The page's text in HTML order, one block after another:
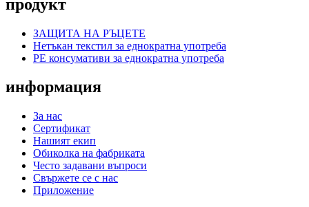
продукт
ЗАЩИТА НА РЪЦЕТЕ
Нетъкан текстил за еднократна употреба
PE консумативи за еднократна употреба
информация
За нас
Сертификат
Нашият екип
Обиколка на фабриката
Често задавани въпроси
Свържете се с нас
Приложение